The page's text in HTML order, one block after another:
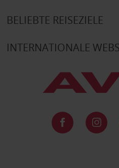
BELIEBTE REISEZIELE
INTERNATIONALE